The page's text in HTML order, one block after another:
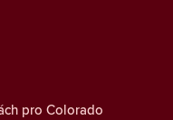
pro Colorado